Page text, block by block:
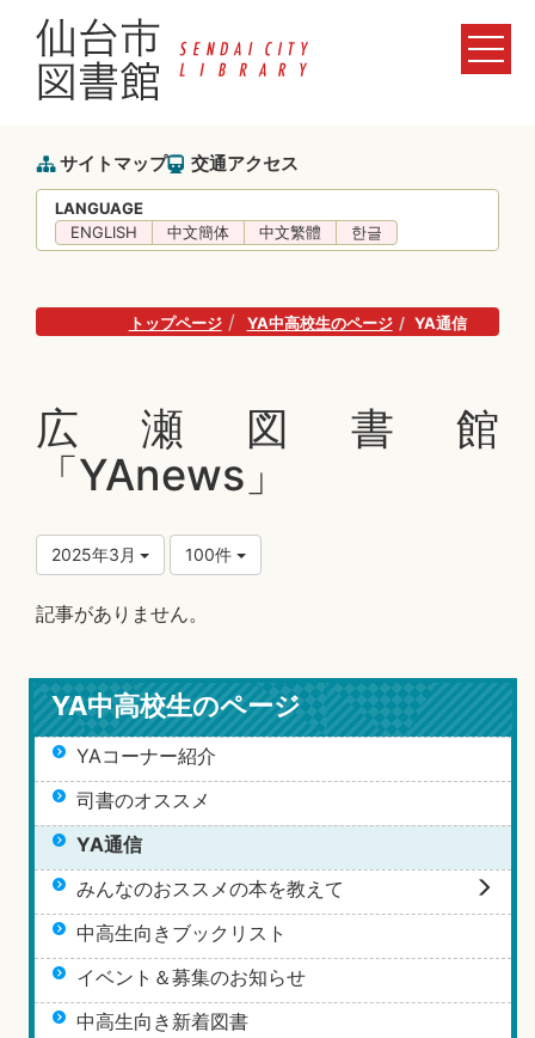
サイトマップ 交通アクセス
LANGUAGE
ENGLISH
中文簡体 中文繁體 한글
トップページ YA中高校生のページ YA通信
広瀬図書館
「YAnews」
2025年3月 100件
記事がありません。
YA中高校生のページ
YAコーナー紹介
司書のオススメ
YA通信
みんなのおススメの本を教えて
中高生向きブックリスト
イベント＆募集のお知らせ
中高生向き新着図書